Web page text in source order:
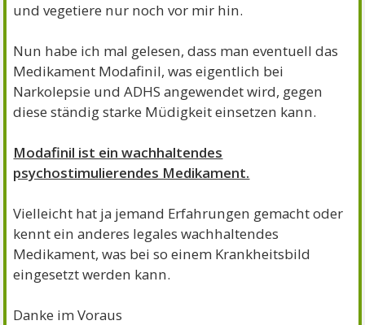
und vegetiere nur noch vor mir hin.
Nun habe ich mal gelesen, dass man eventuell das
Medikament Modafinil, was eigentlich bei
Narkolepsie und ADHS angewendet wird, gegen
diese ständig starke Müdigkeit einsetzen kann.
Modafinil ist ein wachhaltendes
psychostimulierendes Medikament.
Vielleicht hat ja jemand Erfahrungen gemacht oder
kennt ein anderes legales wachhaltendes
Medikament, was bei so einem Krankheitsbild
eingesetzt werden kann.
Danke im Voraus